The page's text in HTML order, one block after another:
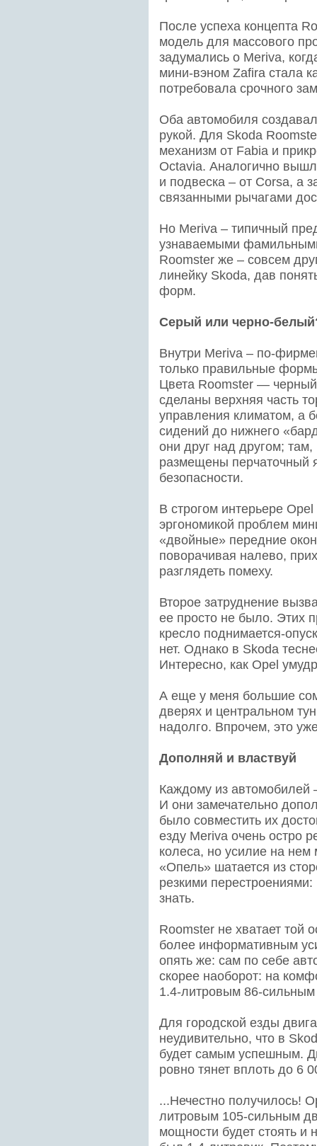
После успеха концепта
модель для массового
задумались о Meriva,
мини-вэном Zafira стала
потребовала срочного
Оба автомобиля
рукой. Для Skoda
механизм от Fabia и
Octavia. Аналогично
и подвеска – от Corsa, а
связанными рычагами
Но Meriva – типичный
узнаваемыми
Roomster же – совсем
линейку Skoda, дав
форм.
Серый или черно-
Внутри Meriva – по-
только правильные
Цвета Roomster —
сделаны верхняя часть
управления климатом, а
сидений до нижнего
они друг над другом;
размещены перчаточный
безопасности.
В строгом интерьере
эргономикой проблем
«двойные» передние
поворачивая налево,
разглядеть помеху.
Второе затруднение
ее просто не было. Этих
кресло поднимается-
нет. Однако в Skoda
Интересно, как Opel
А еще у меня большие
дверях и центральном
надолго. Впрочем, это
Дополняй и властвуй
Каждому из автомобилей
И они замечательно
было совместить их
езду Meriva очень остро
колеса, но усилие на
«Опель» шатается из
резкими
знать.
Roomster не хватает той
более информативным
опять же: сам по себе
скорее наоборот: на
1.4-литровым 86-
Для городской езды
неудивительно, что в
будет самым успешным.
ровно тянет вплоть до 6
...Нечестно получилось!
литровым 105-сильным
мощности будет стоять и